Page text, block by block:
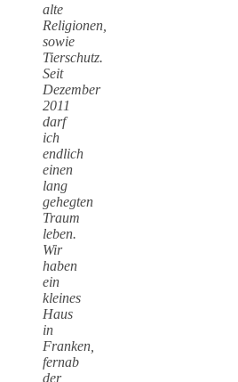
alte
Religionen,
sowie
Tierschutz.
Seit
Dezember
2011
darf
ich
endlich
einen
lang
gehegten
Traum
leben.
Wir
haben
ein
kleines
Haus
in
Franken,
fernab
der